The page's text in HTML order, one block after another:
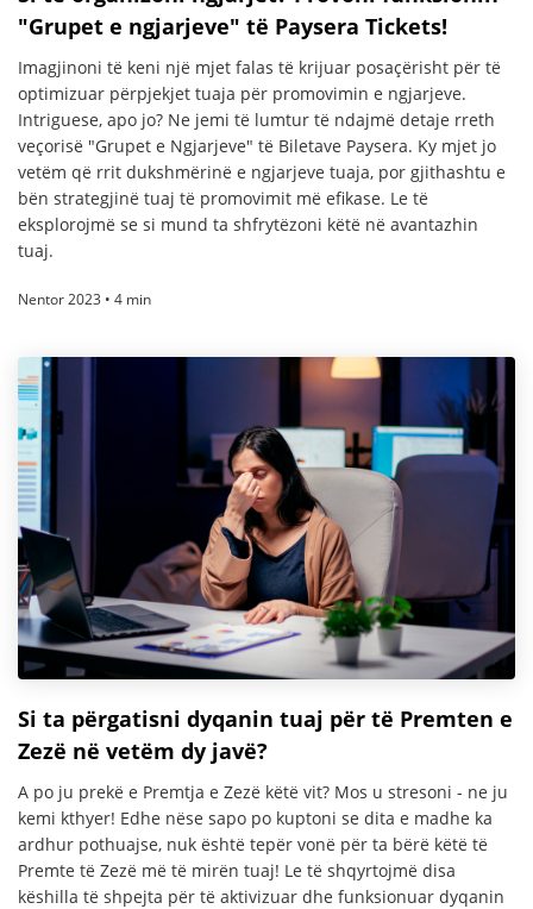
"Grupet e ngjarjeve" të Paysera Tickets!
Imagjinoni të keni një mjet falas të krijuar posaçërisht për të
optimizuar përpjekjet tuaja për promovimin e ngjarjeve.
Intriguese, apo jo? Ne jemi të lumtur të ndajmë detaje rreth
veçorisë "Grupet e Ngjarjeve" të Biletave Paysera. Ky mjet jo
vetëm që rrit dukshmërinë e ngjarjeve tuaja, por gjithashtu e
bën strategjinë tuaj të promovimit më efikase. Le të
eksplorojmë se si mund ta shfrytëzoni këtë në avantazhin
tuaj.
Nentor 2023 • 4 min
Si ta përgatisni dyqanin tuaj për të Premten e
Zezë në vetëm dy javë?
A po ju prekë e Premtja e Zezë këtë vit? Mos u stresoni - ne ju
kemi kthyer! Edhe nëse sapo po kuptoni se dita e madhe ka
ardhur pothuajse, nuk është tepër vonë për ta bërë këtë të
Premte të Zezë më të mirën tuaj! Le të shqyrtojmë disa
këshilla të shpejta për të aktivizuar dhe funksionuar dyqanin